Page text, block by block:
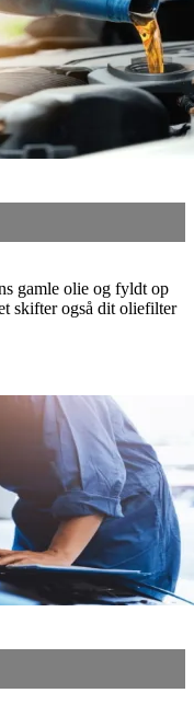
gamle olie og fyldt op
skifter også dit oliefilter